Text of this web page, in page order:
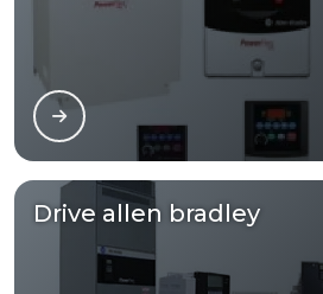
Drive allen bradley